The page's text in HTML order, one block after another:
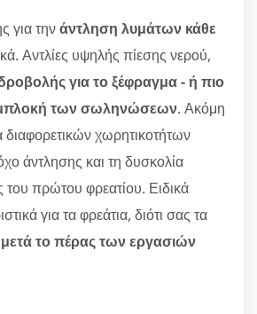
για τηνάντληση λυμάτων κάθε
Αντλίες υψηλής πίεσης νερού,
για το ξέφραγμα - ή πιο
των σωληνώσεων. Ακόμη
διαφορετικών χωρητικοτήτων
άντλησης και τη δυσκολία
πρώτου φρεατίου. Ειδικά
για τα φρεάτια, διότι σας τα
το πέρας των εργασιών